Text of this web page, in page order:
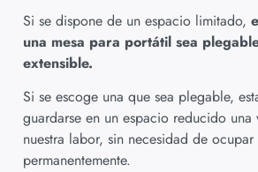
Si se dispone de un espacio limitado,
una mesa para portátil sea
extensible.
Si se escoge una que sea plegable,
guardarse en un espacio reducido una
nuestra labor, sin necesidad de
permanentemente.